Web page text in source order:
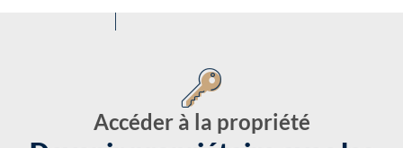
Accéder à la propriété